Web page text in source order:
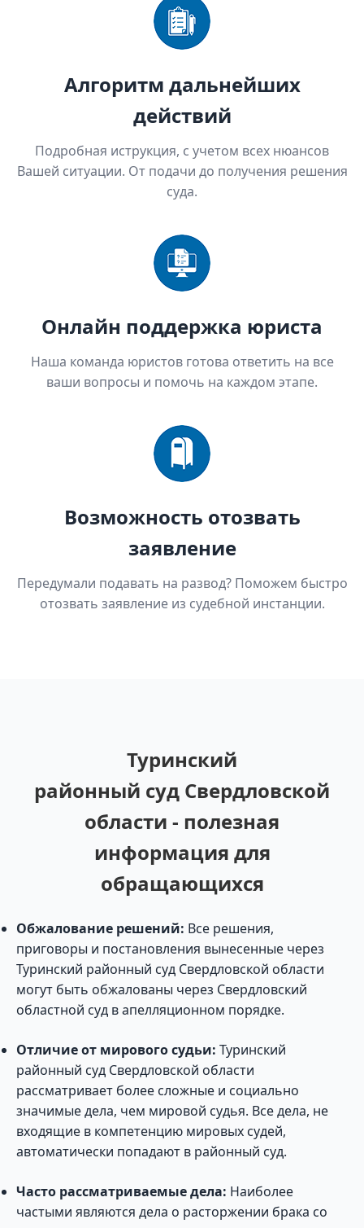
Алгоритм дальнейших
действий
Подробная иструкция, с учетом всех нюансов
Вашей ситуации. От подачи до получения решения
суда.
Онлайн поддержка юриста
Наша команда юристов готова ответить на все
ваши вопросы и помочь на каждом этапе.
Возможность отозвать
заявление
Передумали подавать на развод? Поможем быстро
отозвать заявление из судебной инстанции.
Туринский
районный суд Свердловской
области - полезная
информация для
обращающихся
Обжалование решений: Все решения,
приговоры и постановления вынесенные через
Туринский районный суд Свердловской области
могут быть обжалованы через Свердловский
областной суд в апелляционном порядке.
Отличие от мирового судьи: Туринский
районный суд Свердловской области
рассматривает более сложные и социально
значимые дела, чем мировой судья. Все дела, не
входящие в компетенцию мировых судей,
автоматически попадают в районный суд.
Часто рассматриваемые дела: Наиболее
частыми являются дела о расторжении брака со